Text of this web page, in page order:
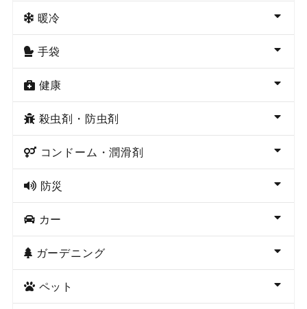
暖冷
手袋
健康
殺虫剤・防虫剤
コンドーム・潤滑剤
防災
カー
ガーデニング
ペット